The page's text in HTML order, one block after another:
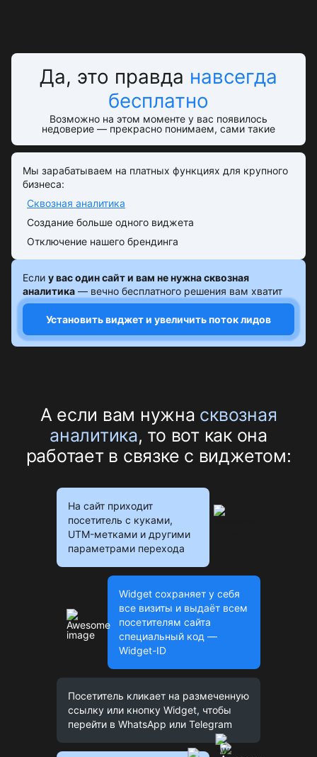
Да, это правда навсегда
бесплатно
Возможно на этом моменте у вас появилось
недоверие — прекрасно понимаем, сами такие
Мы зарабатываем на платных функциях для крупного
бизнеса:
Сквозная аналитика
Создание больше одного виджета
Отключение нашего брендинга
Если у вас один сайт и вам не нужна сквозная
аналитика — вечно бесплатного решения вам хватит
Установить виджет и увеличить поток лидов
А если вам нужна сквозная
аналитика, то вот как она
работает в связке с виджетом:
На сайт приходит
посетитель с куками,
UTM-метками и другими
параметрами перехода
Widget сохраняет у себя
все визиты и выдаёт всем
посетителям сайта
специальный код —
Widget-ID
Посетитель кликает на размеченную
ссылку или кнопку Widget, чтобы
перейти в WhatsApp или Telegram